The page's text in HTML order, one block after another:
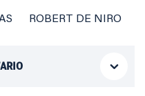
ROBERT DE NIRO